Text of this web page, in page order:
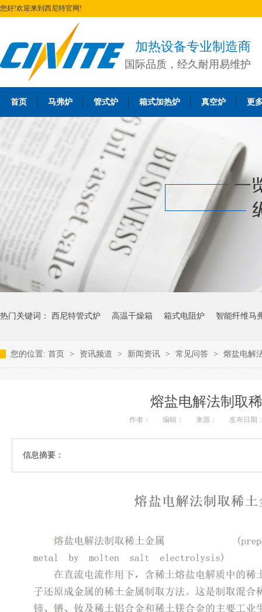
您好!欢迎来到西尼特官网!
加热设备专业制造商
国际品质，经久耐用易维护
首页 马弗炉 管式炉 箱式加热炉 真空炉 更
热门关键词： 西尼特管式炉 高温干燥箱 箱式电阻炉 智能纤维马
您的位置: 首页 > 资讯频道 > 新闻资讯 > 常见问答 > 熔盐电解
熔盐电解法制取
作者： 编辑： 来源： 发布日期
信息摘要：